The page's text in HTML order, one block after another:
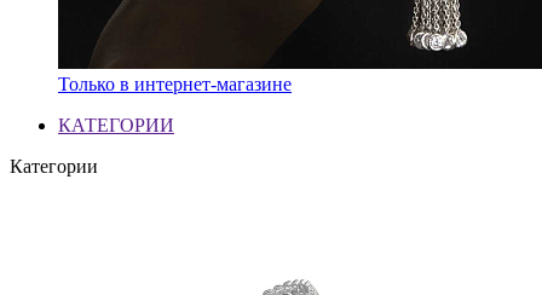
Только в интернет-магазине
КАТЕГОРИИ
Категории